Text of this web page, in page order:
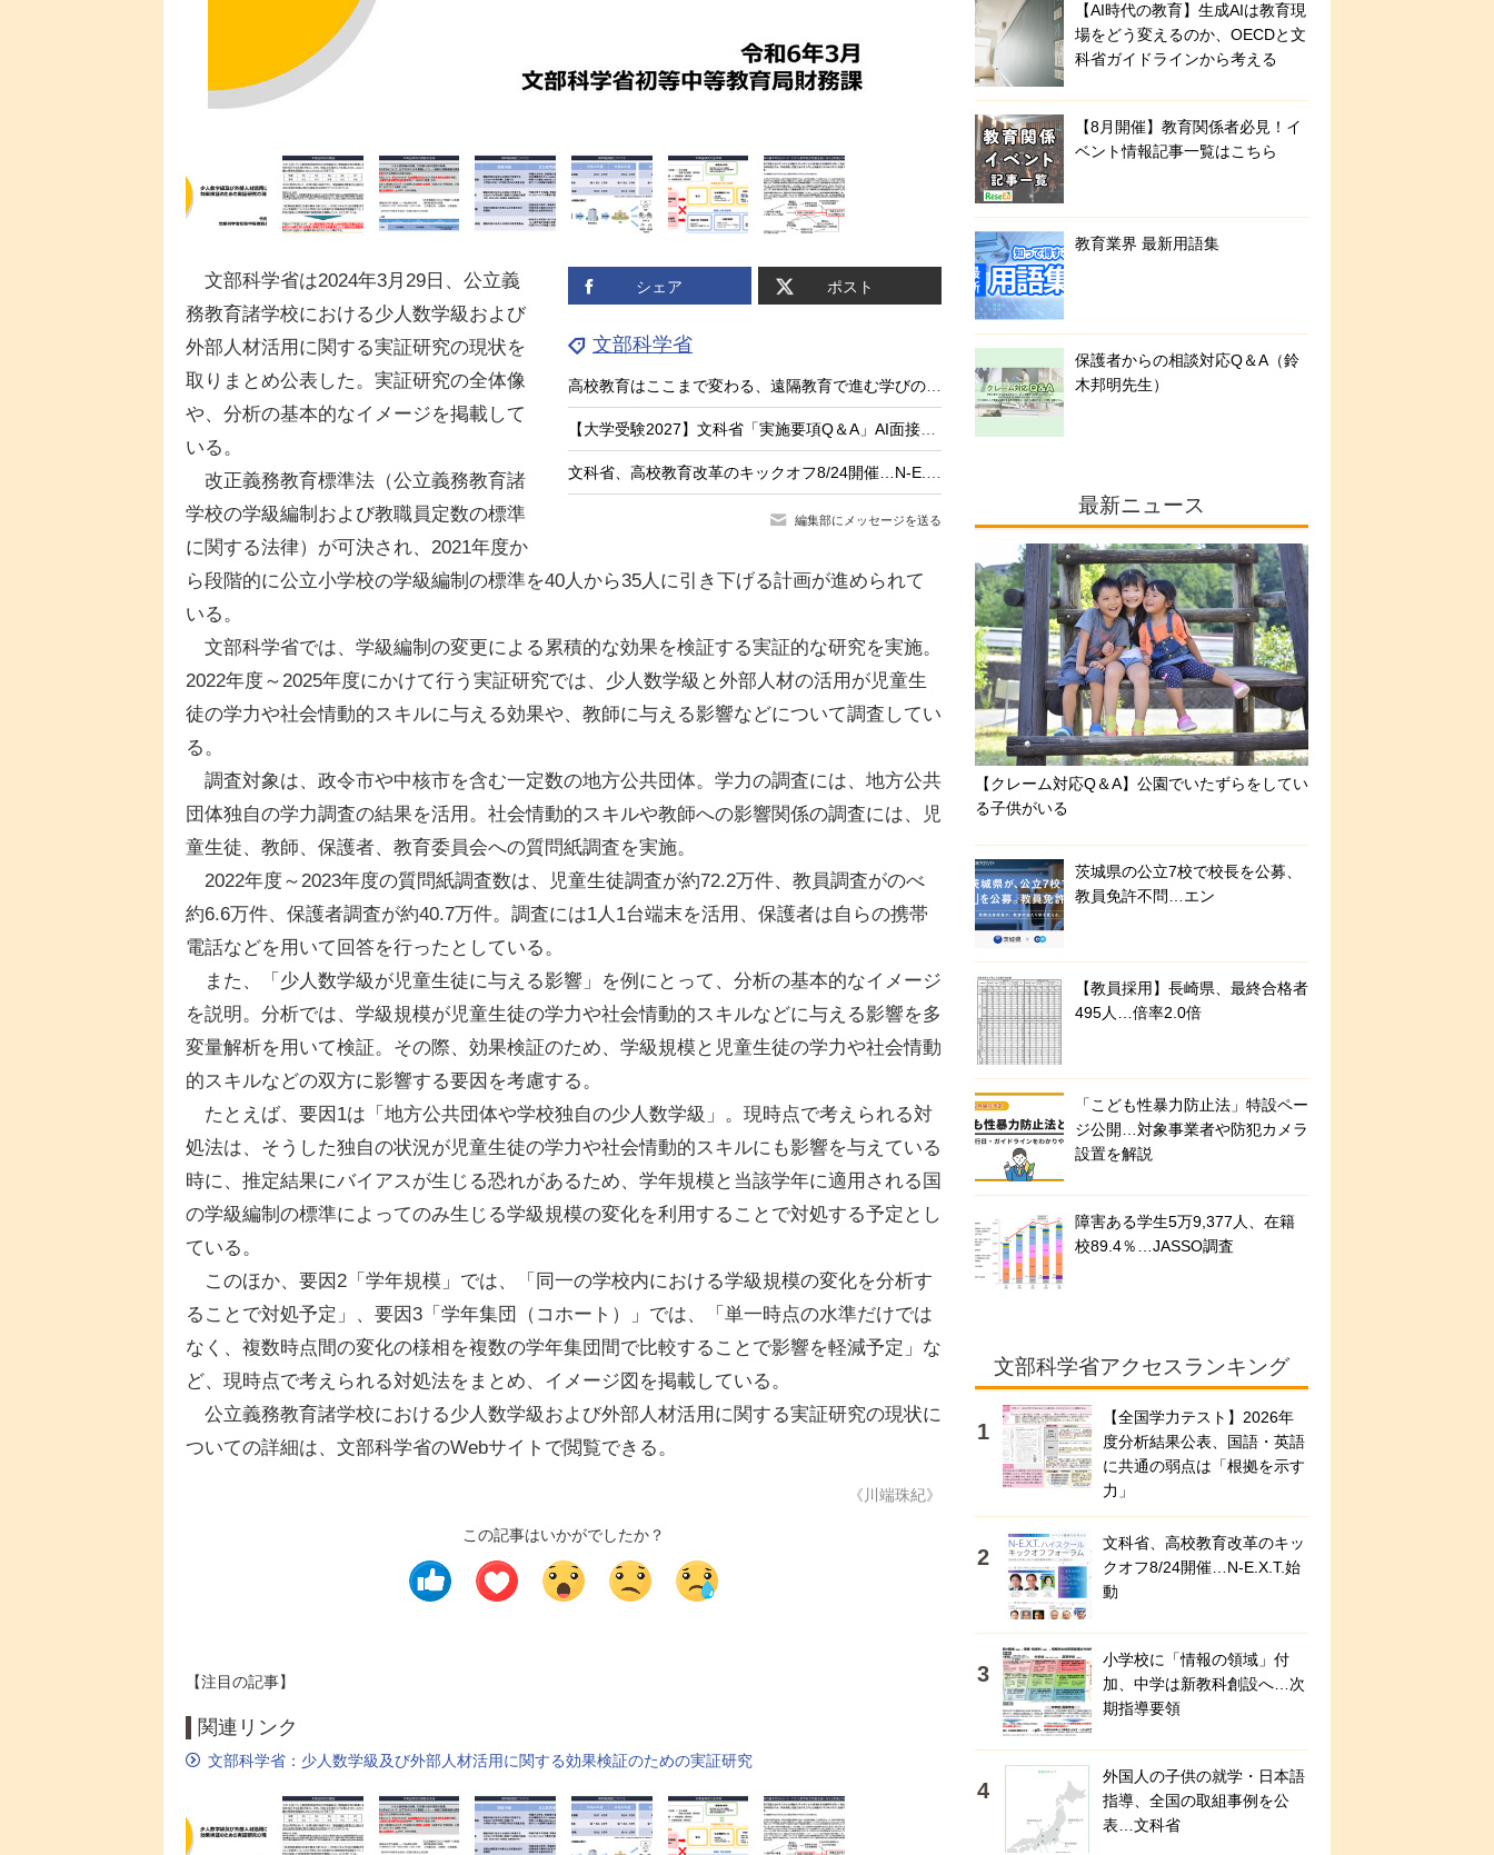
シェア ポスト
文部科学省
高校教育はここまで変わる、遠隔教育で進む学びのアップデート
【大学受験2027】文科省「実施要項Q＆A」AI面接不可など面接ルール明確化
文科省、高校教育改革のキックオフ8/24開催…N-E.X.T.始動
編集部にメッセージを送る
文部科学省は2024年3月29日、公立義
務教育諸学校における少人数学級および
外部人材活用に関する実証研究の現状を
取りまとめ公表した。実証研究の全体像
や、分析の基本的なイメージを掲載して
いる。
改正義務教育標準法（公立義務教育諸
学校の学級編制および教職員定数の標準
に関する法律）が可決され、2021年度か
ら段階的に公立小学校の学級編制の標準を40人から35人に引き下げる計画が進められて
いる。
文部科学省では、学級編制の変更による累積的な効果を検証する実証的な研究を実施。
2022年度～2025年度にかけて行う実証研究では、少人数学級と外部人材の活用が児童生
徒の学力や社会情動的スキルに与える効果や、教師に与える影響などについて調査してい
る。
調査対象は、政令市や中核市を含む一定数の地方公共団体。学力の調査には、地方公共
団体独自の学力調査の結果を活用。社会情動的スキルや教師への影響関係の調査には、児
童生徒、教師、保護者、教育委員会への質問紙調査を実施。
2022年度～2023年度の質問紙調査数は、児童生徒調査が約72.2万件、教員調査がのべ
約6.6万件、保護者調査が約40.7万件。調査には1人1台端末を活用、保護者は自らの携帯
電話などを用いて回答を行ったとしている。
また、「少人数学級が児童生徒に与える影響」を例にとって、分析の基本的なイメージ
を説明。分析では、学級規模が児童生徒の学力や社会情動的スキルなどに与える影響を多
変量解析を用いて検証。その際、効果検証のため、学級規模と児童生徒の学力や社会情動
的スキルなどの双方に影響する要因を考慮する。
たとえば、要因1は「地方公共団体や学校独自の少人数学級」。現時点で考えられる対
処法は、そうした独自の状況が児童生徒の学力や社会情動的スキルにも影響を与えている
時に、推定結果にバイアスが生じる恐れがあるため、学年規模と当該学年に適用される国
の学級編制の標準によってのみ生じる学級規模の変化を利用することで対処する予定とし
ている。
このほか、要因2「学年規模」では、「同一の学校内における学級規模の変化を分析す
ることで対処予定」、要因3「学年集団（コホート）」では、「単一時点の水準だけでは
なく、複数時点間の変化の様相を複数の学年集団間で比較することで影響を軽減予定」な
ど、現時点で考えられる対処法をまとめ、イメージ図を掲載している。
公立義務教育諸学校における少人数学級および外部人材活用に関する実証研究の現状に
ついての詳細は、文部科学省のWebサイトで閲覧できる。
《川端珠紀》
この記事はいかがでしたか？
【注目の記事】
関連リンク
文部科学省：少人数学級及び外部人材活用に関する効果検証のための実証研究
【AI時代の教育】生成AIは教育現
場をどう変えるのか、OECDと文
科省ガイドラインから考える
【8月開催】教育関係者必見！イ
ベント情報記事一覧はこちら
教育業界 最新用語集
保護者からの相談対応Q＆A（鈴
木邦明先生）
最新ニュース
【クレーム対応Q＆A】公園でいたずらをしてい
る子供がいる
茨城県の公立7校で校長を公募、
教員免許不問…エン
【教員採用】長崎県、最終合格者
495人…倍率2.0倍
「こども性暴力防止法」特設ペー
ジ公開…対象事業者や防犯カメラ
設置を解説
障害ある学生5万9,377人、在籍
校89.4％…JASSO調査
文部科学省アクセスランキング
【全国学力テスト】2026年
度分析結果公表、国語・英語
に共通の弱点は「根拠を示す
力」
文科省、高校教育改革のキッ
クオフ8/24開催…N-E.X.T.始
動
小学校に「情報の領域」付
加、中学は新教科創設へ…次
期指導要領
外国人の子供の就学・日本語
指導、全国の取組事例を公
表…文科省